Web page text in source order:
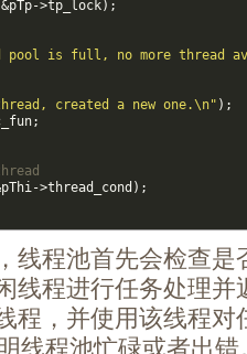
&pTp->tp_lock) ;
pool is full, no more thread
created a new one.\n" ) ;
;
->thread_cond ) ;
线程池首先会检查
线程进行任务处理并
程，并使用该线程对
线程池忙碌或者出错